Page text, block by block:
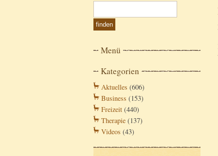
Menü
Kategorien
Aktuelles (606)
Business (153)
Freizeit (440)
Therapie (137)
Videos (43)